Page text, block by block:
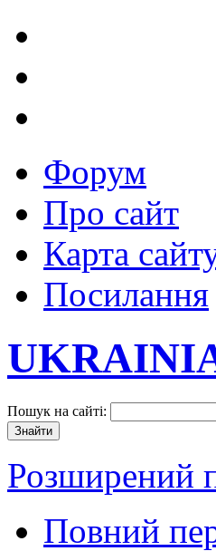
Форум
Про сайт
Карта
Посилання
Пошук на сайті:
Розширений
Повний